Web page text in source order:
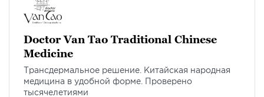
Doctor Van Tao Traditional Chinese
Medicine
Трансдермальное решение. Китайская народная
медицина в удобной форме. Проверено
тысячелетиями